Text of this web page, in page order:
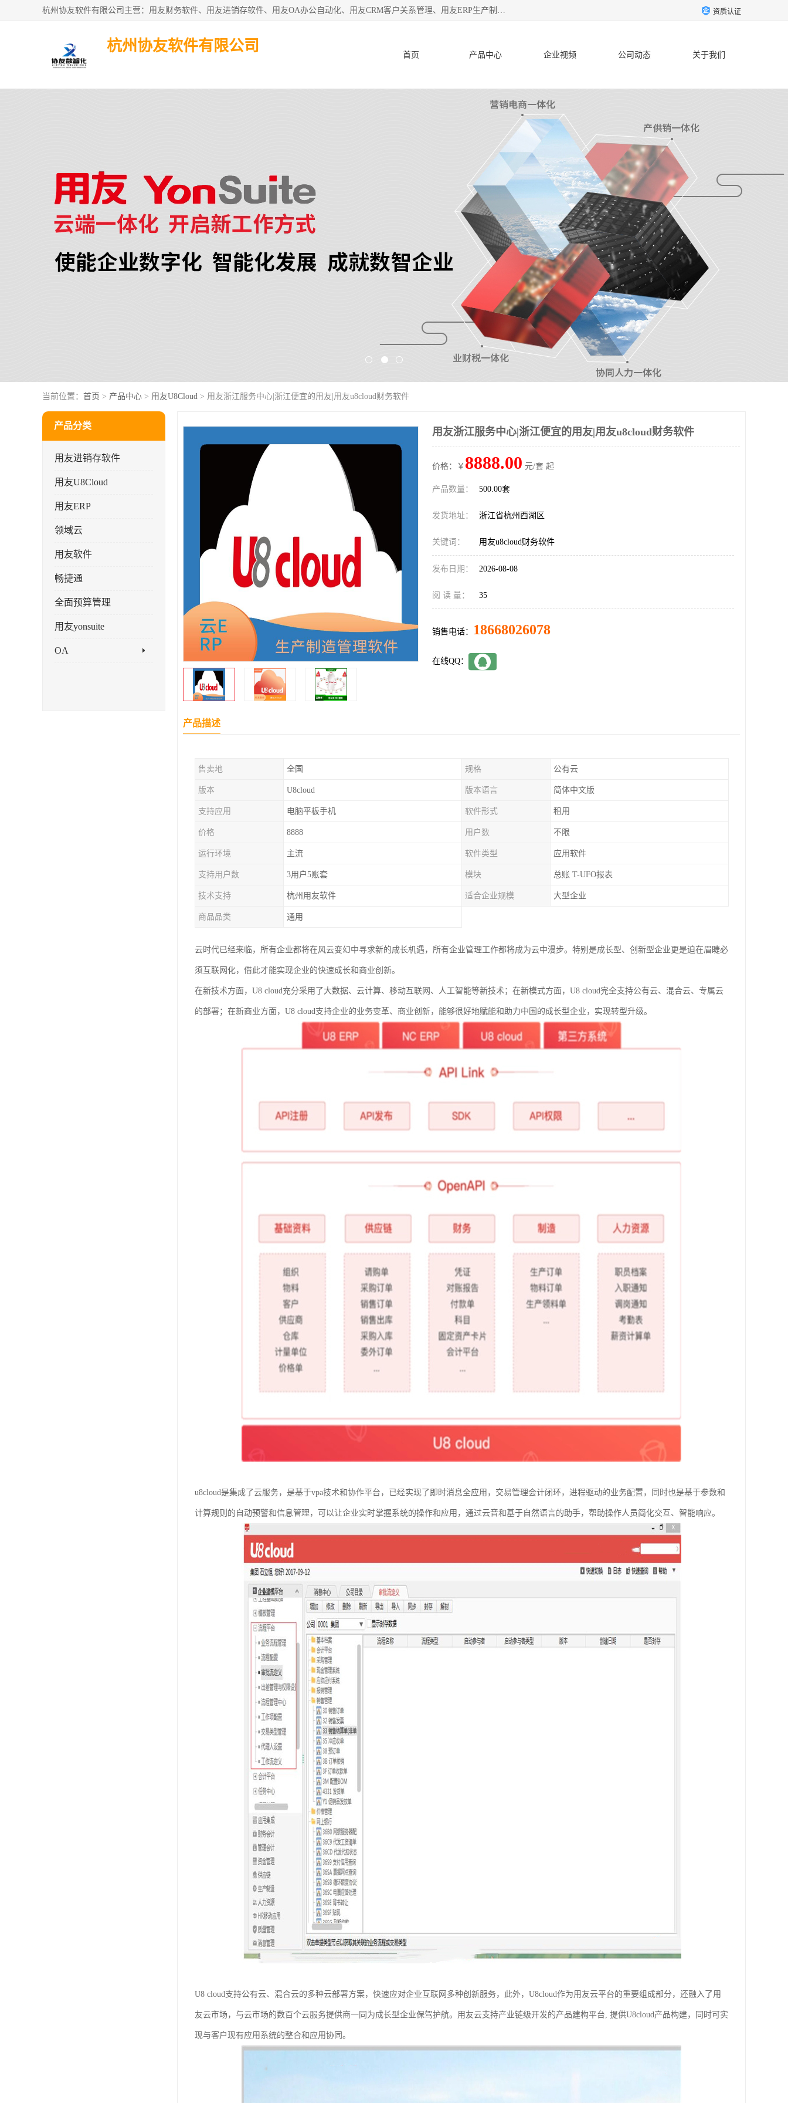
杭州协友软件有限公司主营：用友财务软件、用友进销存软件、用友OA办公自动化、用友CRM客户关系管理、用友ERP生产制造管理等;是一家用友管理软件咨询服务商。自创立至今，一直致力于为客户提供顾问式ERP管理解决方案务，为企业提供了财务管理、供应链和物流管理、生产制造管理、管理、知识与协同管理、客户关系管理等信息化建设领域的应用。 资质认证
杭州协友软件有限公司
首页 产品中心 企业视频 公司动态 关于我们
当前位置： 首页 > 产品中心 > 用友U8Cloud > 用友浙江服务中心|浙江便宜的用友|用友u8cloud财务软件
产品分类
用友进销存软件
用友U8Cloud
用友ERP
领域云
用友软件
畅捷通
全面预算管理
用友yonsuite
OA
用友浙江服务中心|浙江便宜的用友|用友u8cloud财务软件
价格：￥ 8888.00 元/套 起
产品数量： 500.00套
发货地址： 浙江省杭州西湖区
关键词： 用友u8cloud财务软件
发布日期： 2026-08-08
阅 读 量： 35
销售电话： 18668026078
在线QQ：
产品描述
售卖地 全国 规格 公有云
版本 U8cloud 版本语言 简体中文版
支持应用 电脑平板手机 软件形式 租用
价格 8888 用户数 不限
运行环境 主流 软件类型 应用软件
支持用户数 3用户5账套 模块 总账 T-UFO报表
技术支持 杭州用友软件 适合企业规模 大型企业
商品品类 通用
云时代已经来临，所有企业都将在风云变幻中寻求新的成长机遇，所有企业管理工作都将成为云中漫步。特别是成长型、创新型企业更是迫在眉睫必
须互联网化，借此才能实现企业的快速成长和商业创新。
在新技术方面，U8 cloud充分采用了大数据、云计算、移动互联网、人工智能等新技术；在新模式方面，U8 cloud完全支持公有云、混合云、专属云
的部署；在新商业方面，U8 cloud支持企业的业务变革、商业创新，能够很好地赋能和助力中国的成长型企业，实现转型升级。
u8cloud是集成了云服务，是基于vpa技术和协作平台，已经实现了即时消息全应用，交易管理会计闭环，进程驱动的业务配置，同时也是基于参数和
计算规则的自动预警和信息管理，可以让企业实时掌握系统的操作和应用，通过云音和基于自然语言的助手，帮助操作人员简化交互、智能响应。
U8 cloud支持公有云、混合云的多种云部署方案，快速应对企业互联网多种创新服务，此外，U8cloud作为用友云平台的重要组成部分，还融入了用
友云市场，与云市场的数百个云服务提供商一同为成长型企业保驾护航。用友云支持产业链级开发的产品建构平台, 提供U8cloud产品构建，同时可实
现与客户现有应用系统的整合和应用协同。